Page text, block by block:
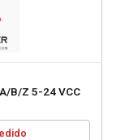
B/Z 5-24 VCC